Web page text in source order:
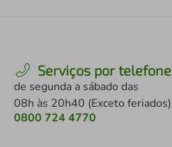
Serviços por telefone
de segunda a sábado das
08h às 20h40 (Exceto feriados)
0800 724 4770